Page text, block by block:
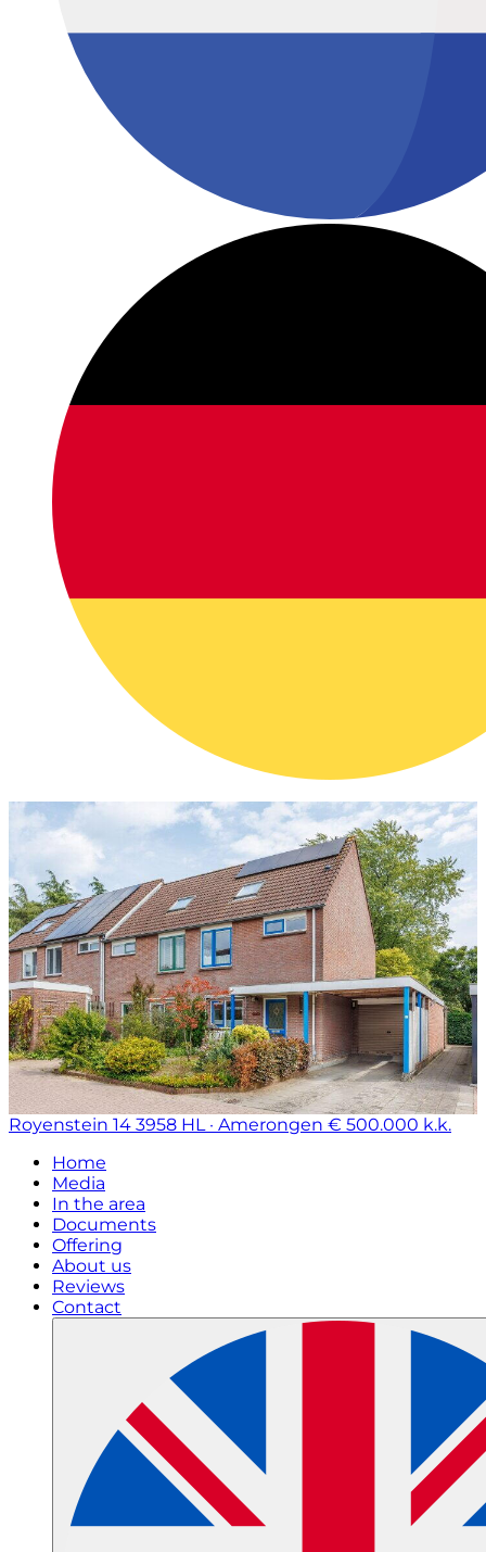
Royenstein 14 3958 HL · Amerongen € 500.000 k.k.
Home
Media
In the area
Documents
Offering
About us
Reviews
Contact